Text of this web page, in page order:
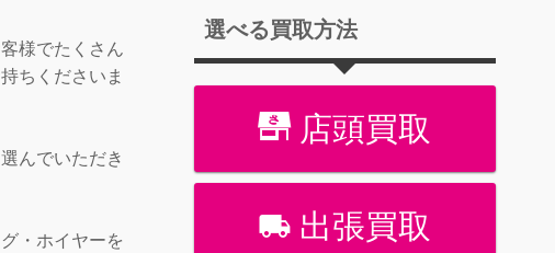
様でたくさん
ちくださいま
んでいただき
・ホイヤーを
選べる買取方法
店頭買取
出張買取